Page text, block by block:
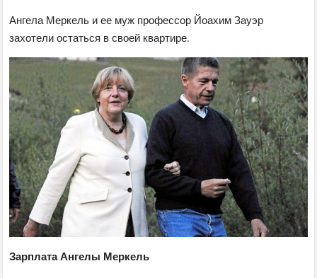
Ангела Меркель и ее муж профессор Йоахим Зауэр
захотели остаться в своей квартире.
Зарплата Ангелы Меркель